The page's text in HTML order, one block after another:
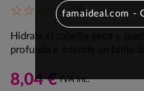
(0)
Hidrata el cabello seco y
profunda e infunde un brillo
8,04 € IVA inc.
famaideal.com -